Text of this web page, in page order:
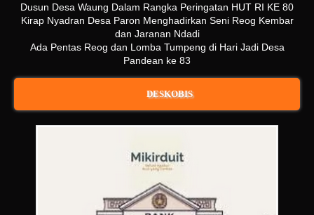
Dusun Desa Waung Dalam Rangka Peringatan HUT RI KE 80
Kirap Nyadran Desa Paron Menghadirkan Seni Reog Kembar
dan Jaranan Ndadi
Ada Pentas Reog dan Lomba Tumpeng di Hari Jadi Desa
Pandean ke 83
DESKOBIS